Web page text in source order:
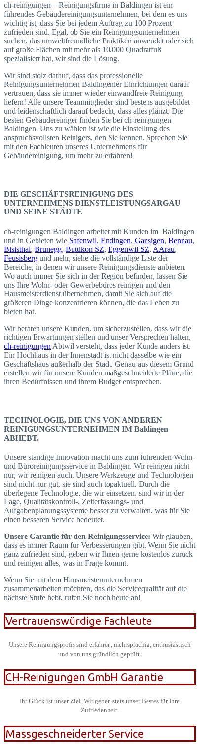
ch-reinigungen – Reinigungsfirma in Baldingen ist ein
führendes Gebäudereinigungsunternehmen, bei dem es uns
wichtig ist, dass Sie bei jedem Auftrag zu 100 Prozent
zufrieden sind. Egal, ob Sie ein Reinigungsunternehmen
suchen, das umweltfreundliche Praktiken anwendet oder sich
auf große Flächen mit mehr als 10.000 Quadratfuß
spezialisiert hat, wir sind die Lösung.
Wir sind stolz darauf, dass das professionelle
Reinigungsunternehmen Baldingenler Einrichtungen darauf
vertrauen, dass sie immer wieder einwandfreie Reinigung
liefern! Alle unsere Teammitglieder sind bestens ausgebildet
und leidenschaftlich darauf bedacht, dass alles glänzt. Die
besten Gebäudereiniger finden Sie bei ch-reinigungen
Baldingen. Uns zu wählen ist wie die Einstellung des
anspruchsvollsten Reinigers, den Sie kennen. Sprechen Sie
mit den Fachleuten unseres Unternehmens für
Gebäudereinigung, um mehr zu erfahren!
DIE GESCHÄFTSREINIGUNG DES
UNTERNEHMENS DIENSTLEISTUNGSARGAU
UND SEINE STÄDTE
ch-reinigungen Baldingen arbeitet mit Kunden im Baldingen
und in Gebieten wie Safenwil, Endingen, Gansigen, Bennau,
Bisisthal, Brunegg, Buttikon SZ, Eggenwil SZ, AArau,
Feusisberg und mehr, siehe die vollständige Liste der
Bereiche, in denen wir unsere Reinigungsdienste anbieten.
Wo auch immer Sie sich in der Region befinden, lassen Sie
uns Ihre Wohn- oder Gewerbebüros reinigen und den
Hausmeisterdienst übernehmen, damit Sie sich auf die
größeren Dinge konzentrieren können, die das Leben zu
bieten hat.
Wir beraten unsere Kunden, um sicherzustellen, dass wir die
richtigen Erwartungen stellen und unser Versprechen halten.
ch-reinigungen Abtwil versteht, dass jeder Kunde anders ist.
Ein Hochhaus in der Innenstadt ist nicht dasselbe wie ein
Geschäftshaus außerhalb der Stadt. Genau aus diesem Grund
erstellen wir für unsere Kunden maßgeschneiderte Pläne, die
ihren Bedürfnissen und ihrem Budget entsprechen.
TECHNOLOGIE, DIE UNS VON ANDEREN
REINIGUNGSUNTERNEHMEN IM Baldingen
ABHEBT.
Unsere ständige Innovation macht uns zum führenden Wohn-
und Büroreinigungsservice in Baldingen. Wir reinigen nicht
nur, wir reinigen auch. Unsere Werkzeuge und Technologien
sind nicht nur gut, sie sind auch topaktuell. Durch die
überlegene Technologie, die wir einsetzen, sind wir in der
Lage, Qualitätskontroll-, Zeiterfassungs- und
Aufgabenplanungssysteme besser zu verwalten, was für Sie
einen besseren Service bedeutet.
Unsere Garantie für den Reinigungsservice: Wir glauben,
dass es immer Raum für Verbesserungen gibt. Wenn Sie nicht
ganz zufrieden sind, geben wir Ihnen gerne kostenlos zurück
und reinigen alles, was in Frage kommt.
Wenn Sie mit dem Hausmeisterunternehmen
zusammenarbeiten möchten, das die Servicequalität auf die
nächste Stufe hebt, rufen Sie noch heute an!
Vertrauenswürdige Fachleute
Unsere Reinigungsprofis sind erfahren, mehrsprachig, enthusiastisch
und von uns gründlich geprüft.
CH-Reinigungen GmbH Garantie
Ihr Glück ist unser Ziel. Wir geben stets unser Bestes für Ihre
Zufriedenheit.
Massgeschneiderter Service